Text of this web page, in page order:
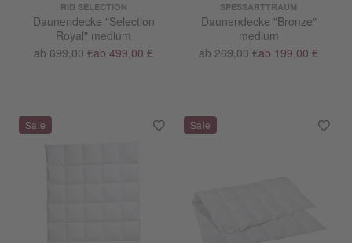
RID SELECTION
Daunendecke "Selection
Royal" medium
ab 699,00 €ab 499,00 €
SPESSARTTRAUM
Daunendecke "Bronze"
medium
ab 269,00 €ab 199,00 €